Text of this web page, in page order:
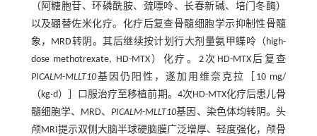
（阿糖胞苷、环磷酰胺、巯嘌呤、长春新碱、培门冬酶）
以及硼替佐米化疗。化疗后复查骨髓细胞学示抑制性骨髓
象，MRD转阴。其后继续按计划行大剂量氨甲蝶呤（high-
dose methotrexate, HD-MTX）化疗。2次HD-MTX后复查
PICALM-MLLT10基因仍阳性，遂加用维奈克拉［10 mg/
（kg·d）］口服治疗至移植前期。4次HD-MTX化疗后患儿骨
髓细胞学、MRD、PICALM-MLLT10基因、染色体均转阴。头
颅MRI提示双侧大脑半球硬脑膜广泛增厚、轻度强化，颅骨